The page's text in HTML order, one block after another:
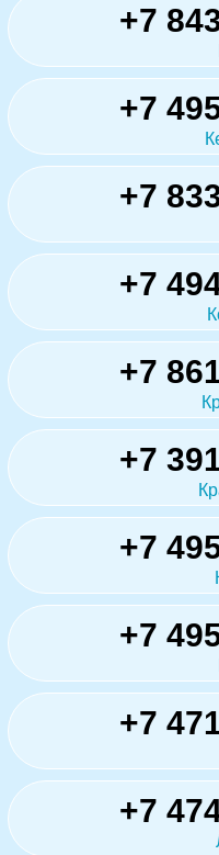
+7
+7
+7
+7
+7
+7
+7
+7
+7
+7